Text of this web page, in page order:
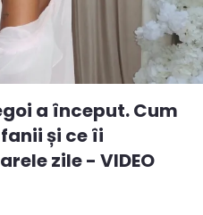
a început. Cum
și ce îi
zile - VIDEO